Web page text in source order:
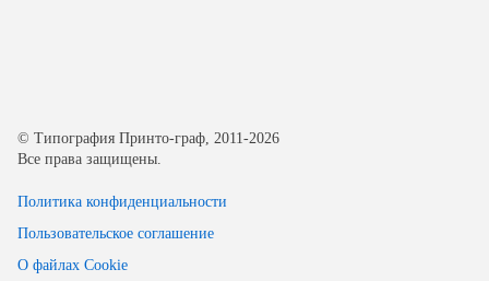
© Типография Принто-граф, 2011-2026
Все права защищены.
Политика конфиденциальности
Пользовательское соглашение
О файлах Cookie